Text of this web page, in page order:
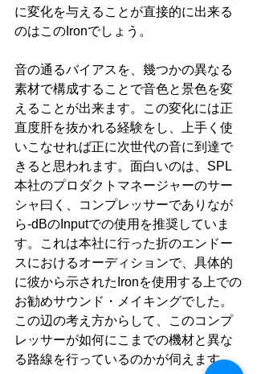
に変化を与えることが直接的に出来る
のはこのIronでしょう。
音の通るバイアスを、幾つかの異なる
素材で構成することで音色と景色を変
えることが出来ます。この変化には正
直度肝を抜かれる経験をし、上手く使
いこなせれば正に次世代の音に到達で
きると思われます。面白いのは、SPL
本社のプロダクトマネージャーのサー
シャ曰く、コンプレッサーでありなが
ら-dBのInputでの使用を推奨していま
す。これは本社に行った折のエンドー
スにおけるオーディションで、具体的
に彼から示されたIronを使用する上での
お勧めサウンド・メイキングでした。
この辺の考え方からして、このコンプ
レッサーが如何にこまでの機材と異な
る路線を行っているのかが伺えます。